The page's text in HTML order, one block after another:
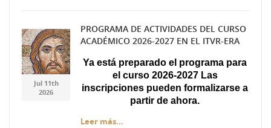
Captura.JPG
Captura.JPG
Jul 11th
2026
PROGRAMA DE ACTIVIDADES DEL CURSO
ACADÉMICO 2026-2027 EN EL ITVR-ERA
Ya está preparado el programa para
el curso 2026-2027 Las
inscripciones pueden formalizarse a
partir de ahora.
Leer más...